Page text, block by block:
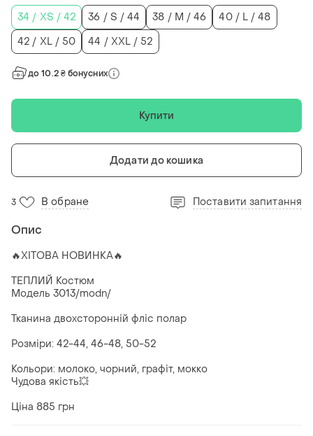
34 / XS / 42
36 / S / 44 38 / M / 46
40 / L / 48
42 / XL / 50
44 / XXL / 52
до 10.2 ₴ бонусних
Купити
Додати до кошика
3 В обране Поставити запитання
Опис
🔥ХІТОВА НОВИНКА🔥
ТЕПЛИЙ Костюм
Модель 3013/modn/
Тканина двохсторонній фліс полар
Розміри: 42-44, 46-48, 50-52
Кольори: молоко, чорний, графіт, мокко
Чудова якість💥
Ціна 885 грн